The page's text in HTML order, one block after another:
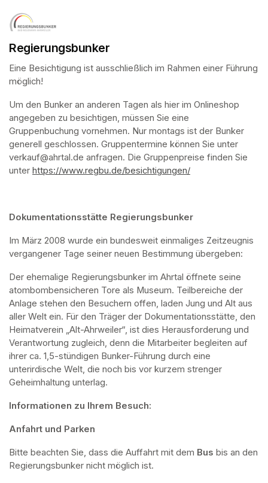
Regierungsbunker
Eine Besichtigung ist ausschließlich im Rahmen einer Führung
möglich!
Um den Bunker an anderen Tagen als hier im Onlineshop
angegeben zu besichtigen, müssen Sie eine
Gruppenbuchung vornehmen. Nur montags ist der Bunker
generell geschlossen. Gruppentermine können Sie unter
verkauf@ahrtal.de anfragen. Die Gruppenpreise finden Sie
unter https://www.regbu.de/besichtigungen/
Dokumentationsstätte Regierungsbunker
Im März 2008 wurde ein bundesweit einmaliges Zeitzeugnis
vergangener Tage seiner neuen Bestimmung übergeben:
Der ehemalige Regierungsbunker im Ahrtal öffnete seine
atombombensicheren Tore als Museum. Teilbereiche der
Anlage stehen den Besuchern offen, laden Jung und Alt aus
aller Welt ein. Für den Träger der Dokumentationsstätte, den
Heimatverein „Alt-Ahrweiler“, ist dies Herausforderung und
Verantwortung zugleich, denn die Mitarbeiter begleiten auf
ihrer ca. 1,5-stündigen Bunker-Führung durch eine
unterirdische Welt, die noch bis vor kurzem strenger
Geheimhaltung unterlag.
Informationen zu Ihrem Besuch:
Anfahrt und Parken
Bitte beachten Sie, dass die Auffahrt mit dem Bus bis an den
Regierungsbunker nicht möglich ist.